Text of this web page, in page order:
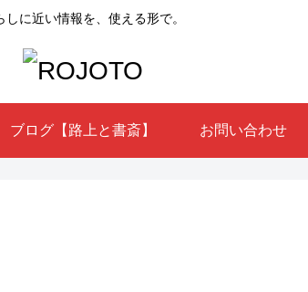
しに近い情報を、使える形で。
ブログ【路上と書斎】 お問い合わせ